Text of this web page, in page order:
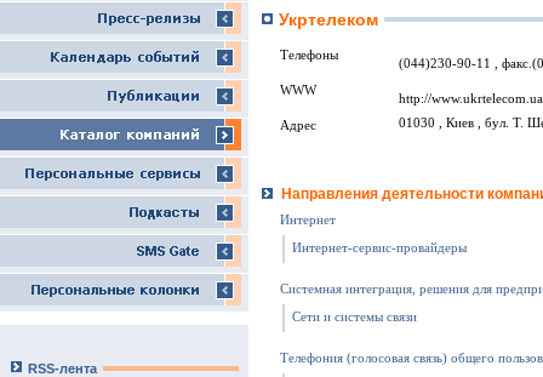
RSS-лента
Укртелеком
Телефоны
(044)230-90-11 ,
WWW
http://www.ukrtelecom.ua
Адрес
01030 , Киев , бул. Т.
Направления деятельности
Интернет
Интернет-сервис-провайдеры
Системная интеграция, решения для
Сети и системы связи
Телефония (голосовая связь) общего